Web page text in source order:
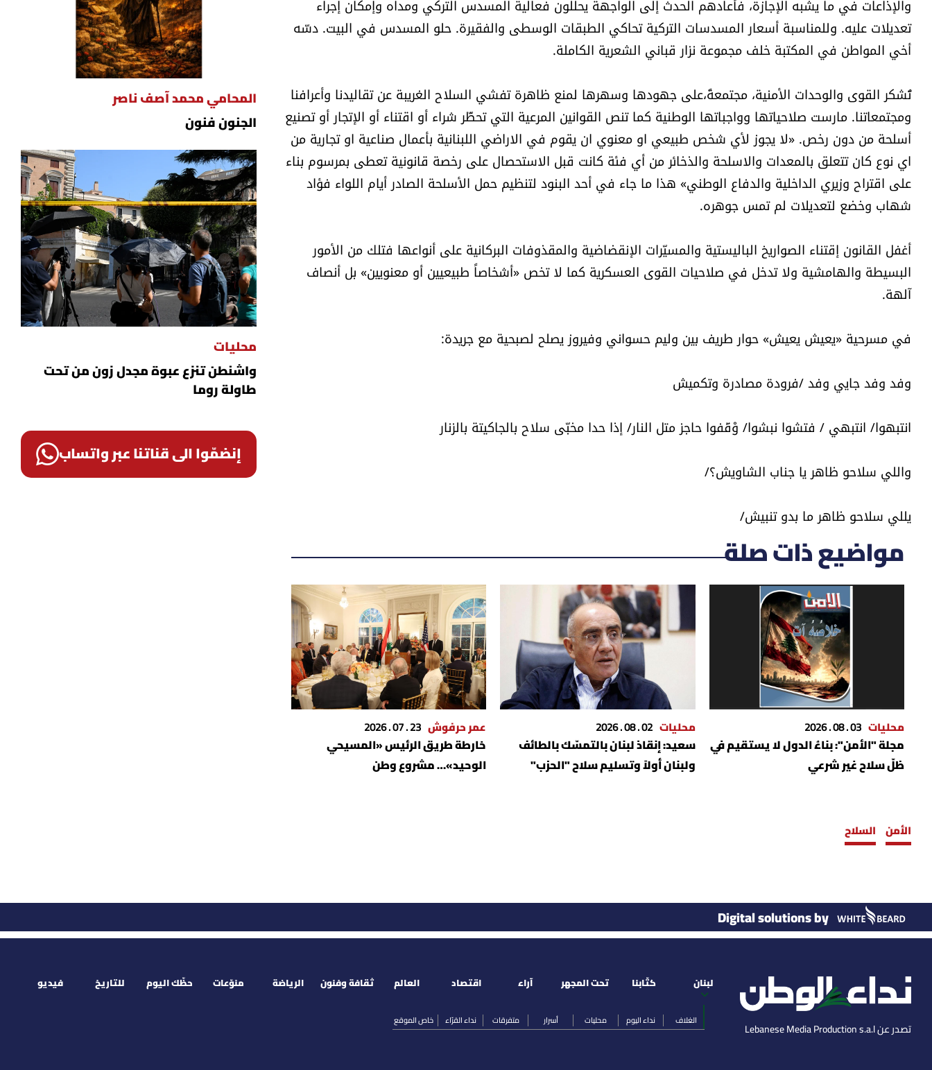
تعديلات عليه. وللمناسبة أسعار المسدسات التركية تحاكي الطبقات الوسطى والفقيرة. حلو المسدس في البيت. دسّه
أخي المواطن في المكتبة خلف مجموعة نزار قباني الشعرية الكاملة.
تُشكر القوى والوحدات الأمنية، مجتمعةً،على جهودها وسهرها لمنع ظاهرة تفشي السلاح الغريبة عن تقاليدنا وأعرافنا
ومجتمعاتنا. مارست صلاحياتها وواجباتها الوطنية كما تنص القوانين المرعية التي تحظّر شراء أو اقتناء أو الإتجار أو تصنيع
أسلحة من دون رخص. «لا يجوز لأي شخص طبيعي او معنوي ان يقوم في الاراضي اللبنانية بأعمال صناعية او تجارية من
اي نوع كان تتعلق بالمعدات والاسلحة والذخائر من أي فئة كانت قبل الاستحصال على رخصة قانونية تعطى بمرسوم بناء
على اقتراح وزيري الداخلية والدفاع الوطني» هذا ما جاء في أحد البنود لتنظيم حمل الأسلحة الصادر أيام اللواء فؤاد
شهاب وخضع لتعديلات لم تمس جوهره.
أغفل القانون إقتناء الصواريخ الباليستية والمسيّرات الإنقضاضية والمقذوفات البركانية على أنواعها فتلك من الأمور
البسيطة والهامشية ولا تدخل في صلاحيات القوى العسكرية كما لا تخص «أشخاصاً طبيعيين أو معنويين» بل أنصاف
آلهة.
في مسرحية «يعيش يعيش» حوار طريف بين وليم حسواني وفيروز يصلح لصبحية مع جريدة:
وفد وفد جايي وفد /فرودة مصادرة وتكميش
انتبهوا/ انتبهي / فتشوا نبشوا/ وْقَفوا حاجز متل النار/ إذا حدا مخبّى سلاح بالجاكيتة بالزنار
واللي سلاحو ظاهر يا جناب الشاويش؟/
يللي سلاحو ظاهر ما بدو تنبيش/
مواضيع ذات صلة
محليات 03 . 08 . 2026
مجلة "الأمن": بناءُ الدول لا يستقيم في
ظلّ سلاح غير شرعي
محليات 02 . 08 . 2026
سعيد: إنقاذ لبنان بالتمسّك بالطائف
ولبنان أولاً وتسليم سلاح "الحزب"
عمر حرفوش 23 . 07 . 2026
خارطة طريق الرئيس «المسيحي
الوحيد»… مشروع وطن
الأمن السلاح
المحامي محمد آصف ناصر
الجنون فنون
محليات
واشنطن تنزع عبوة مجدل زون من تحت
طاولة روما
إنضمّوا الى قناتنا عبر واتساب
Digital solutions by
تصدر عن Lebanese Media Production s.a.l
لبنان
الغلاف نداء اليوم محليات أسرار متفرقات نداء القرّاء خاص الموقع
كتّابنا تحت المجهر آراء اقتصاد العالم ثقافة وفنون الرياضة منوّعات حظّك اليوم للتاريخ فيديو